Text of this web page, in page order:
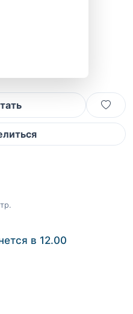
в 12.00